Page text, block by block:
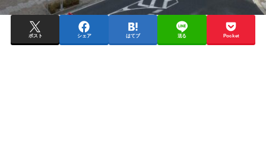
ポスト シェア はてブ 送る Pocket